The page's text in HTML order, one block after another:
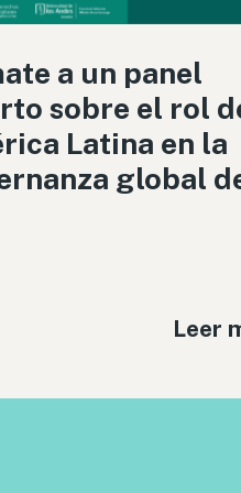
a un panel
sobre el rol
Latina en la
global
Leer